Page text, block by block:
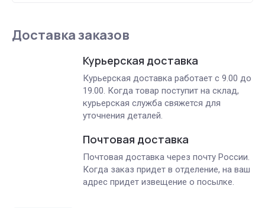
Доставка заказов
Курьерская доставка
Курьерская доставка работает с 9.00 до
19.00. Когда товар поступит на склад,
курьерская служба свяжется для
уточнения деталей.
Почтовая доставка
Почтовая доставка через почту России.
Когда заказ придет в отделение, на ваш
адрес придет извещение о посылке.